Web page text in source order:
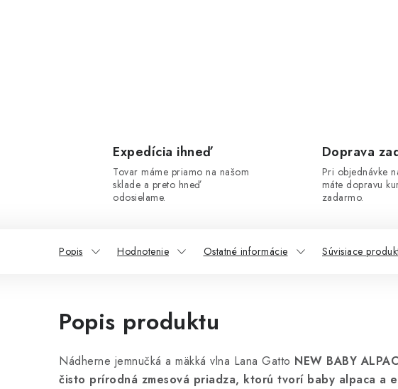
Expedícia ihneď
Tovar máme priamo na našom
sklade a preto hneď
odosielame.
Doprava
Pri objednávke
máte dopravu
zadarmo.
Popis Hodnotenie Ostatné informácie Súvisiace
Popis produktu
Nádherne jemnučká a mäkká vlna Lana Gatto NEW BABY
čisto prírodná zmesová priadza, ktorú tvorí baby alpaca a